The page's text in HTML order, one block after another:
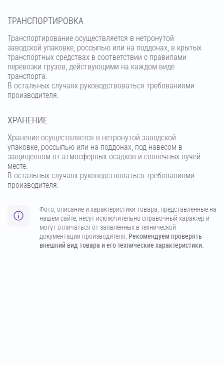
ТРАНСПОРТИРОВКА
Транспортирование осуществляется в нетронутой
заводской упаковке, россыпью или на поддонах, в крытых
транспортных средствах в соответствии с правилами
перевозки грузов, действующими на каждом виде
транспорта.
В остальных случаях руководствоваться требованиями
производителя.
ХРАНЕНИЕ
Хранение осуществляется в нетронутой заводской
упаковке, россыпью или на поддонах, под навесом в
защищенном от атмосферных осадков и солнечных лучей
месте.
В остальных случаях руководствоваться требованиями
производителя.
Фото, описание и характеристики товара, представленные на
нашем сайте, несут исключительно справочный характер и
могут отличаться от заявленных в технической
документации производителя. Рекомендуем проверять
внешний вид товара и его технические характеристики.